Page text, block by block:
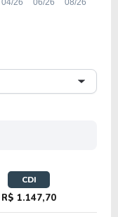
CDI
R$ 1.147,70